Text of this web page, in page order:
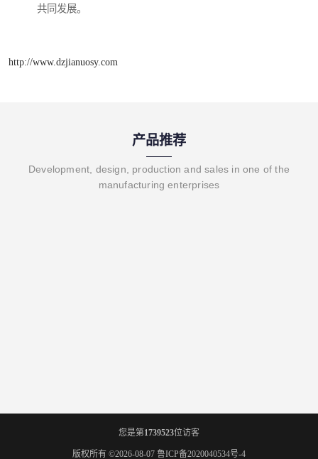
共同发展。
http://www.dzjianuosy.com
产品推荐
Development, design, production and sales in one of the
manufacturing enterprises
您是第1739523位访客
版权所有 ©2026-08-07 鲁ICP备2020040534号-4